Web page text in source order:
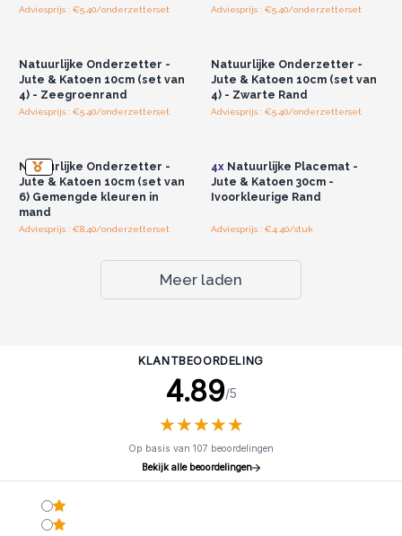
Adviesprijs : €5.40/onderzetterset Adviesprijs : €5.40/onderzetterset
Natuurlijke Onderzetter -
Jute & Katoen 10cm (set van
4) - Zeegroenrand
Adviesprijs : €5.40/onderzetterset
Natuurlijke Onderzetter -
Jute & Katoen 10cm (set van
4) - Zwarte Rand
Adviesprijs : €5.40/onderzetterset
Natuurlijke Onderzetter -
Jute & Katoen 10cm (set van
6) Gemengde kleuren in
mand
Adviesprijs : €8.40/onderzetterset
4xNatuurlijke Placemat -
Jute & Katoen 30cm -
Ivoorkleurige Rand
Adviesprijs : €4.40/stuk
Meer laden
KLANTBEOORDELING
4.89/5
★★★★★
★★★★★
Op basis van 107 beoordelingen
Bekijk alle beoordelingen